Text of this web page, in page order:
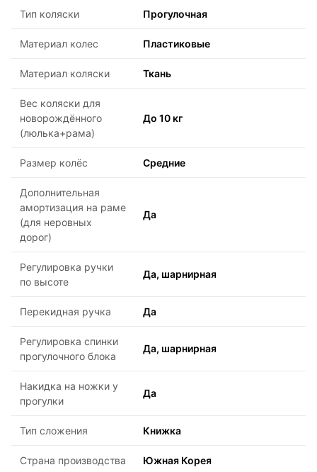
Тип коляски Прогулочная
Материал колес Пластиковые
Материал коляски Ткань
Вес коляски для
новорождённого
(люлька+рама)
До 10 кг
Размер колёс Средние
Дополнительная
амортизация на раме
(для неровных
дорог)
Да
Регулировка ручки
по высоте
Да, шарнирная
Перекидная ручка Да
Регулировка спинки
прогулочного блока
Да, шарнирная
Накидка на ножки у
прогулки
Да
Тип сложения Книжка
Страна производства Южная Корея